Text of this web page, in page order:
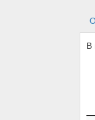
В